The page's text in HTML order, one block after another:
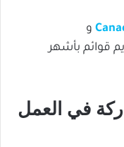
و
قوائم بأشهر
في العمل